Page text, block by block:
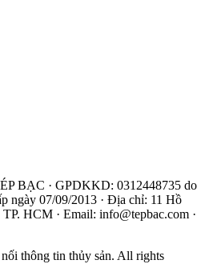
BẠC · GPDKKD: 0312448735 do
ngày 07/09/2013 · Địa chỉ: 11 Hồ
HCM · Email: info@tepbac.com ·
thông tin thủy sản. All rights